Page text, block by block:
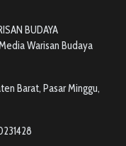
BUDAYA
Warisan Budaya
Barat, Pasar Minggu,